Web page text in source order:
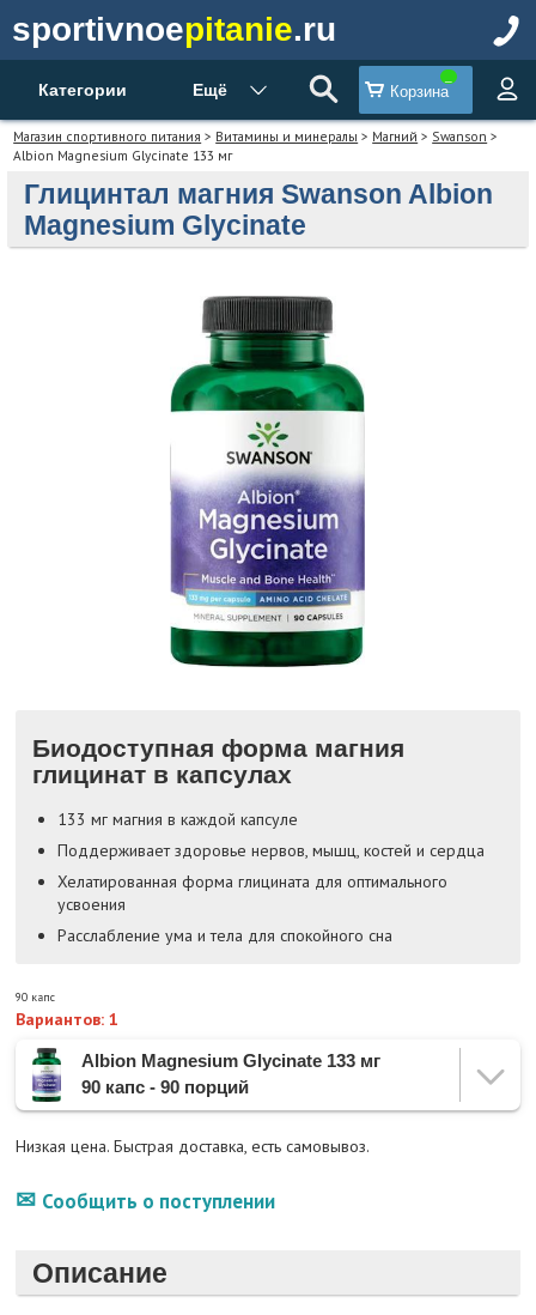
sportivnoepitanie.ru
Категории Ещё Корзина
Магазин спортивного питания > Витамины и минералы > Магний > Swanson >
Albion Magnesium Glycinate 133 мг
Глицинтал магния Swanson Albion
Magnesium Glycinate
Биодоступная форма магния
глицинат в капсулах
133 мг магния в каждой капсуле
Поддерживает здоровье нервов, мышц, костей и сердца
Хелатированная форма глицината для оптимального
усвоения
Расслабление ума и тела для спокойного сна
90 капс
Вариантов: 1
Albion Magnesium Glycinate 133 мг
90 капс - 90 порций
Низкая цена. Быстрая доставка, есть самовывоз.
Сообщить о поступлении
Описание